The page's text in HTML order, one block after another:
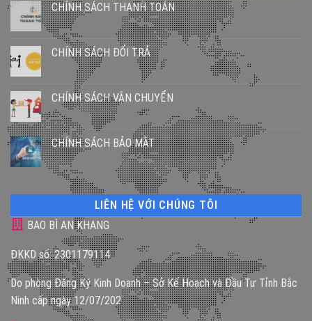
CHÍNH SÁCH THANH TOÁN
CHÍNH SÁCH ĐỔI TRẢ
CHÍNH SÁCH VẬN CHUYỂN
CHÍNH SÁCH BẢO MẬT
LIÊN HỆ VỚI CHÚNG TÔI
BAO BÌ AN KHANG
ĐKKD số: 2301179114
Do phòng Đăng Ký Kinh Doanh – Sở Kế Hoạch và Đầu Tư Tỉnh Bắc
Ninh cấp ngày 12/07/202